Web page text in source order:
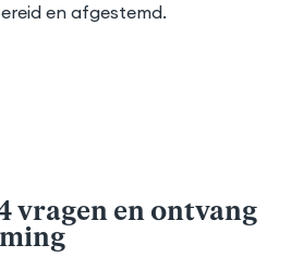
en afgestemd.
vragenen ontvang